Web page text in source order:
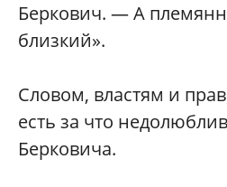
Беркович. — А
близкий».
Словом, властям и
есть за что
Берковича.